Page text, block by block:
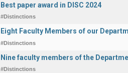
Best paper award in DISC 2024
#Distinctions
Eight Faculty Members of our
#Distinctions
Nine faculty members of the
#Distinctions